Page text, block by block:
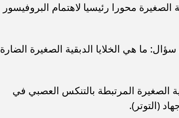
الصغيرة محورا رئيسيا لاهتمام البروفيسور
ما هي الخلايا الدبقية الصغيرة الضارة
الصغيرة المرتبطة بالتنكس العصبي في
(التوتر).